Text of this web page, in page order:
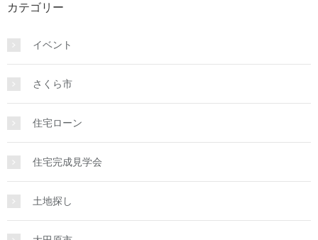
カテゴリー
イベント
さくら市
住宅ローン
住宅完成見学会
土地探し